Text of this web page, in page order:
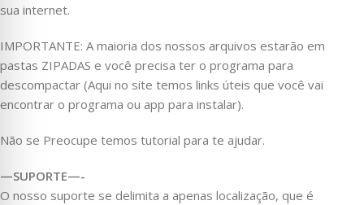
sua internet.
IMPORTANTE: A maioria dos nossos arquivos estarão em
pastas ZIPADAS e você precisa ter o programa para
descompactar (Aqui no site temos links úteis que você vai
encontrar o programa ou app para instalar).
Não se Preocupe temos tutorial para te ajudar.
—SUPORTE—-
O nosso suporte se delimita a apenas localização, que é